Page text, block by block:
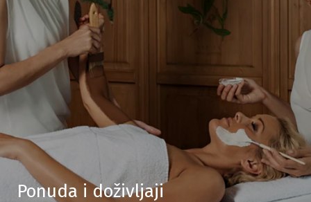
Ponuda i doživljaji